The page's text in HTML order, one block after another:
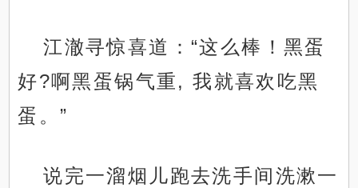
江澈寻惊喜道：“这么棒！黑蛋
好?啊黑蛋锅气重, 我就喜欢吃黑
蛋。”
说完一溜烟儿跑去洗手间洗漱一